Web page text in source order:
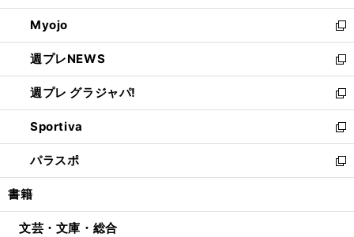
開
く
ウ
で
開
く
ン
ド
ウ
で
開
く
ウ
ィ
ン
ド
ウ
で
開
く
Myojo
新
し
い
ウ
ィ
ン
ド
ウ
で
開
週プレNEWS
新
し
い
ウ
ィ
ン
ド
ウ
開
週プレ グラジャパ!
新
し
い
ウ
ィ
ン
ウ
Sportiva
新
し
い
ウ
ン
パラスポ
新
し
ウ
書籍
文芸・文庫・総合